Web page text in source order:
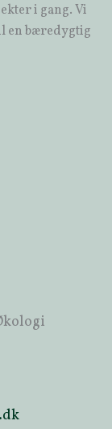
i gang. Vi
en bæredygtig